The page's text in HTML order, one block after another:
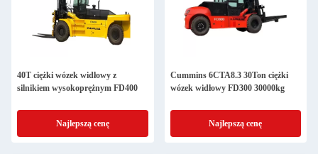
40T ciężki wózek widłowy z
silnikiem wysokoprężnym FD400
Najlepszą cenę
Cummins 6CTA8.3 30Ton ciężki
wózek widłowy FD300 30000kg
Najlepszą cenę